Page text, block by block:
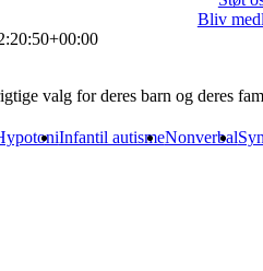
Bliv
valg for deres barn og deres
Infantil autismeNonverbal